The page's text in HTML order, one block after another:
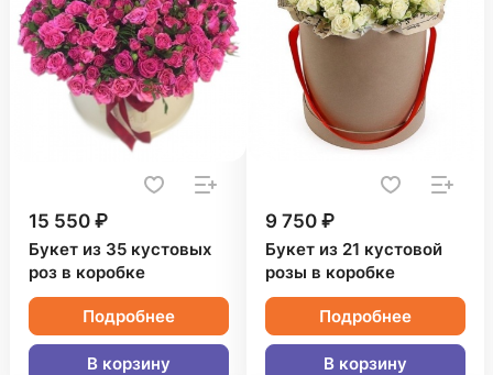
15 550 ₽
Букет из 35 кустовых
роз в коробке
Подробнее
В корзину
9 750 ₽
Букет из 21 кустовой
розы в коробке
Подробнее
В корзину